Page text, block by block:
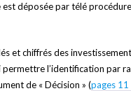
est déposée par télé
et chiffrés des
permettre l’identification par
de « Décision » (pages 11